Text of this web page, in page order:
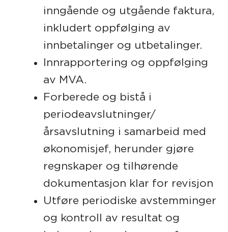
inngående og utgående faktura,
inkludert oppfølging av
innbetalinger og utbetalinger.
Innrapportering og oppfølging
av MVA.
Forberede og bistå i
periodeavslutninger/
årsavslutning i samarbeid med
økonomisjef, herunder gjøre
regnskaper og tilhørende
dokumentasjon klar for revisjon
Utføre periodiske avstemminger
og kontroll av resultat og